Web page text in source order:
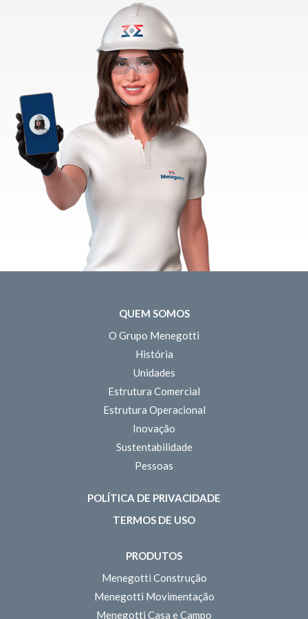
QUEM SOMOS
O Grupo Menegotti
História
Unidades
Estrutura Comercial
Estrutura Operacional
Inovação
Sustentabilidade
Pessoas
POLÍTICA DE PRIVACIDADE
TERMOS DE USO
PRODUTOS
Menegotti Construção
Menegotti Movimentação
Menegotti Casa e Campo